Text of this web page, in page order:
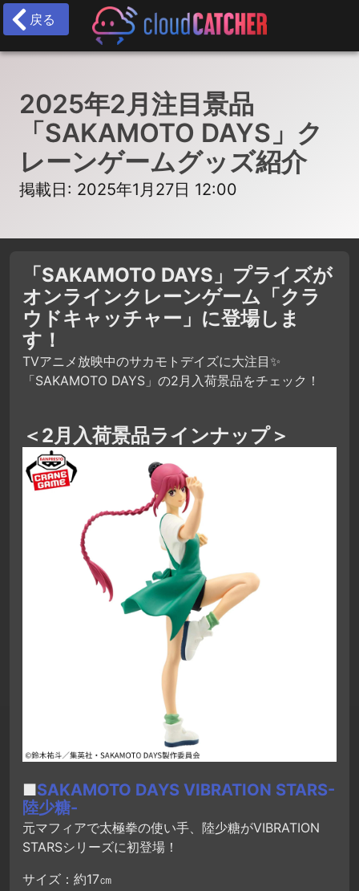
戻る
2025年2月注目景品
「SAKAMOTO DAYS」ク
レーンゲームグッズ紹介
掲載日: 2025年1月27日 12:00
「SAKAMOTO DAYS」プライズが
オンラインクレーンゲーム「クラ
ウドキャッチャー」に登場しま
す！
TVアニメ放映中のサカモトデイズに大注目✨
「SAKAMOTO DAYS」の2月入荷景品をチェック！
＜2月入荷景品ラインナップ＞
■SAKAMOTO DAYS VIBRATION STARS-
陸少糖-
元マフィアで太極拳の使い手、陸少糖がVIBRATION
STARSシリーズに初登場！
サイズ：約17㎝